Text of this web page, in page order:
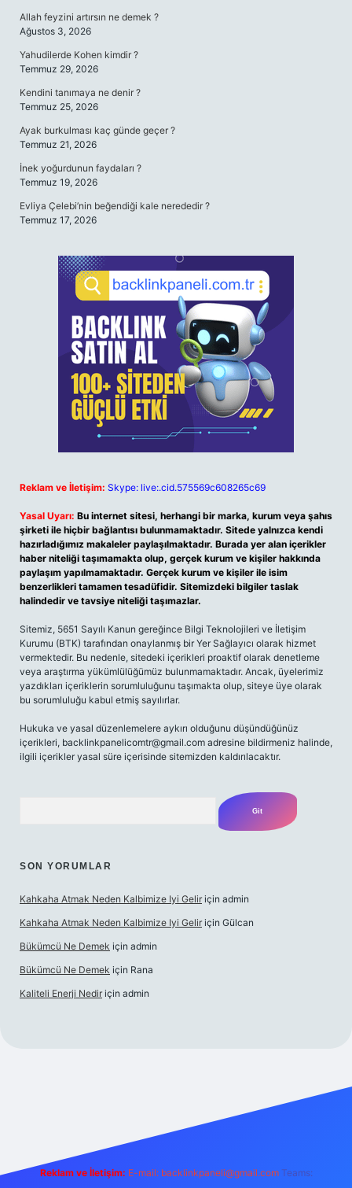
Allah feyzini artırsın ne demek ?
Ağustos 3, 2026
Yahudilerde Kohen kimdir ?
Temmuz 29, 2026
Kendini tanımaya ne denir ?
Temmuz 25, 2026
Ayak burkulması kaç günde geçer ?
Temmuz 21, 2026
İnek yoğurdunun faydaları ?
Temmuz 19, 2026
Evliya Çelebi’nin beğendiği kale nerededir ?
Temmuz 17, 2026
Reklam ve İletişim: Skype: live:.cid.575569c608265c69
Yasal Uyarı: Bu internet sitesi, herhangi bir marka, kurum veya şahıs
şirketi ile hiçbir bağlantısı bulunmamaktadır. Sitede yalnızca kendi
hazırladığımız makaleler paylaşılmaktadır. Burada yer alan içerikler
haber niteliği taşımamakta olup, gerçek kurum ve kişiler hakkında
paylaşım yapılmamaktadır. Gerçek kurum ve kişiler ile isim
benzerlikleri tamamen tesadüfidir. Sitemizdeki bilgiler taslak
halindedir ve tavsiye niteliği taşımazlar.
Sitemiz, 5651 Sayılı Kanun gereğince Bilgi Teknolojileri ve İletişim
Kurumu (BTK) tarafından onaylanmış bir Yer Sağlayıcı olarak hizmet
vermektedir. Bu nedenle, sitedeki içerikleri proaktif olarak denetleme
veya araştırma yükümlülüğümüz bulunmamaktadır. Ancak, üyelerimiz
yazdıkları içeriklerin sorumluluğunu taşımakta olup, siteye üye olarak
bu sorumluluğu kabul etmiş sayılırlar.
Hukuka ve yasal düzenlemelere aykırı olduğunu düşündüğünüz
içerikleri, backlinkpanelicomtr@gmail.com adresine bildirmeniz halinde,
ilgili içerikler yasal süre içerisinde sitemizden kaldırılacaktır.
SON YORUMLAR
Kahkaha Atmak Neden Kalbimize Iyi Gelir için admin
Kahkaha Atmak Neden Kalbimize Iyi Gelir için Gülcan
Bükümcü Ne Demek için admin
Bükümcü Ne Demek için Rana
Kaliteli Enerji Nedir için admin
Reklam ve İletişim: E-mail: backlinkpaneli@gmail.com Teams: